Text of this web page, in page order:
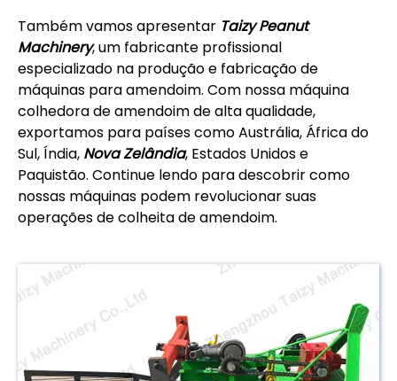
Também vamos apresentar Taizy Peanut
Machinery, um fabricante profissional
especializado na produção e fabricação de
máquinas para amendoim. Com nossa máquina
colhedora de amendoim de alta qualidade,
exportamos para países como Austrália, África do
Sul, Índia, Nova Zelândia, Estados Unidos e
Paquistão. Continue lendo para descobrir como
nossas máquinas podem revolucionar suas
operações de colheita de amendoim.